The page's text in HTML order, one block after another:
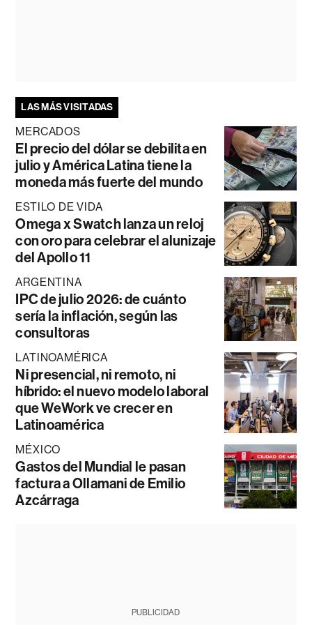
LAS MÁS VISITADAS
MERCADOS
El precio del dólar se debilita en
julio y América Latina tiene la
moneda más fuerte del mundo
ESTILO DE VIDA
Omega x Swatch lanza un reloj
con oro para celebrar el alunizaje
del Apollo 11
ARGENTINA
IPC de julio 2026: de cuánto
sería la inflación, según las
consultoras
LATINOAMÉRICA
Ni presencial, ni remoto, ni
híbrido: el nuevo modelo laboral
que WeWork ve crecer en
Latinoamérica
MÉXICO
Gastos del Mundial le pasan
factura a Ollamani de Emilio
Azcárraga
PUBLICIDAD